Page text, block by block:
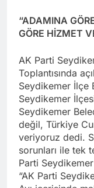
“ADAMINA
GÖRE HİZMET
AK Parti
Toplantısında
Seydikemer İlçe
Seydikemer
Seydikemer
değil, Türkiye
veriyoruz dedi.
sorunları ile tek
Parti
“AK Parti